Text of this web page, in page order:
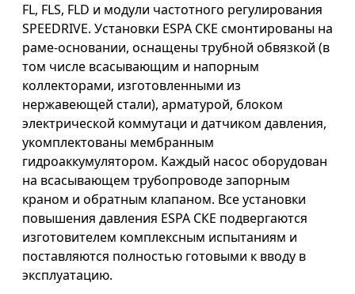
FL, FLS, FLD и модули частотного регулирования
SPEEDRIVE. Установки ESPA СКЕ смонтированы на
раме-основании, оснащены трубной обвязкой (в
том числе всасывающим и напорным
коллекторами, изготовленными из
нержавеющей стали), арматурой, блоком
электрической коммутаци и датчиком давления,
укомплектованы мембранным
гидроаккумулятором. Каждый насос оборудован
на всасывающем трубопроводе запорным
краном и обратным клапаном. Все установки
повышения давления ESPA СКЕ подвергаются
изготовителем комплексным испытаниям и
поставляются полностью готовыми к вводу в
эксплуатацию.